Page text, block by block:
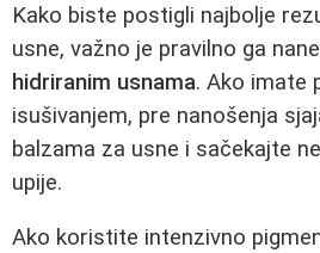
Kako biste postigli najbolje
usne, važno je pravilno ga
hidriranim usnama. Ako imate
isušivanjem, pre nanošenja
balzama za usne i sačekajte
upije.
Ako koristite intenzivno